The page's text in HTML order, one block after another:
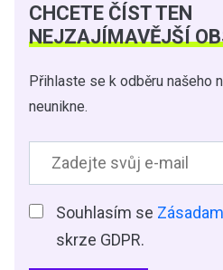
CHCETE ČÍST TEN
NEJZAJÍMAVĚJŠÍ
Přihlaste se k odběru našeho
neunikne.
Souhlasím se
skrze GDPR.